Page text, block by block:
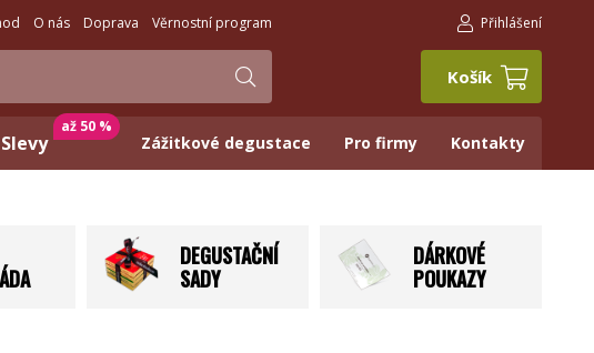
O nás Doprava Věrnostní program Přihlášení
Košík
Slevy
až 50 %
Zážitkové degustace Pro firmy Kontakty
DEGUSTAČNÍ
SADY
DÁRKOVÉ
POUKAZY